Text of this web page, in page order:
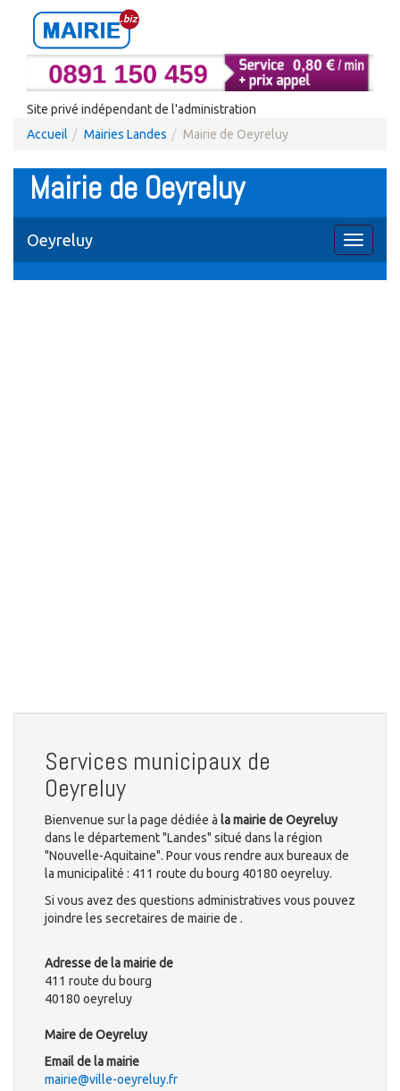
Site privé indépendant de l'administration
Accueil
Mairies Landes Mairie de Oeyreluy
Mairie de Oeyreluy
Toggle
Oeyreluy
Services municipaux de
Oeyreluy
Bienvenue sur la page dédiée à la mairie de Oeyreluy
dans le département "Landes" situé dans la région
"Nouvelle-Aquitaine". Pour vous rendre aux bureaux de
la municipalité : 411 route du bourg 40180 oeyreluy.
Si vous avez des questions administratives vous pouvez
joindre les secretaires de mairie de .
Adresse de la mairie de
411 route du bourg
40180 oeyreluy
Maire de Oeyreluy
Email de la mairie
mairie@ville-oeyreluy.fr